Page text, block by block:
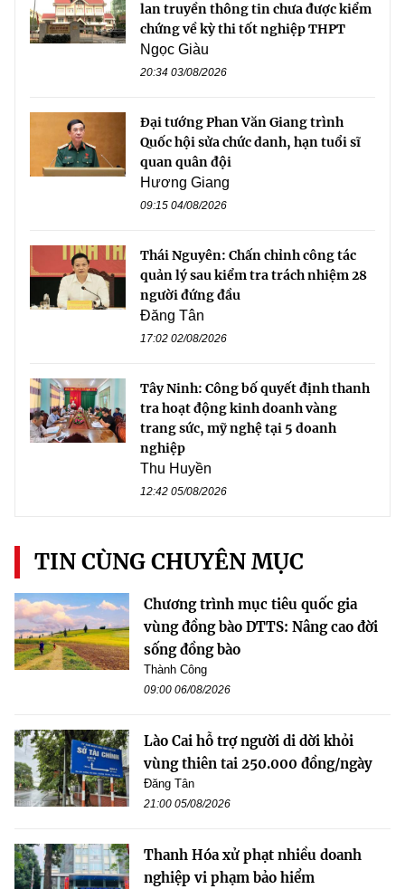
lan truyền thông tin chưa được kiểm
chứng về kỳ thi tốt nghiệp THPT
Ngọc Giàu
20:34 03/08/2026
Đại tướng Phan Văn Giang trình
Quốc hội sửa chức danh, hạn tuổi sĩ
quan quân đội
Hương Giang
09:15 04/08/2026
Thái Nguyên: Chấn chỉnh công tác
quản lý sau kiểm tra trách nhiệm 28
người đứng đầu
Đăng Tân
17:02 02/08/2026
Tây Ninh: Công bố quyết định thanh
tra hoạt động kinh doanh vàng
trang sức, mỹ nghệ tại 5 doanh
nghiệp
Thu Huyền
12:42 05/08/2026
TIN CÙNG CHUYÊN MỤC
Chương trình mục tiêu quốc gia
vùng đồng bào DTTS: Nâng cao đời
sống đồng bào
Thành Công
09:00 06/08/2026
Lào Cai hỗ trợ người di dời khỏi
vùng thiên tai 250.000 đồng/ngày
Đăng Tân
21:00 05/08/2026
Thanh Hóa xử phạt nhiều doanh
nghiệp vi phạm bảo hiểm